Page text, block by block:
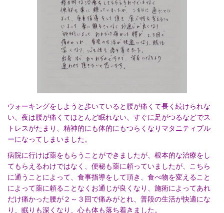
ウォーキングをしようと歩いていると腰が痛くて長く続けられな
い、夜は腰が痛くてほとんど眠れない、すぐに足がつるなどでス
トレスがたまり、精神的にも体的にもつらくなりマタニティブル
ーになってしまいました。
病院に行けば薬をもらうことができましたが、根本的な治療をし
てもらえるわけではなく、便秘も薬に頼っていましたが、こちら
に通うことによって、食事指導をして頂き、食べ物を変えること
によって薬に頼ることなくお通じが良くなり、施術によってあれ
だけ痛かった腰が２～３回で痛みがとれ、普段の生活が快適にな
り、眠りも深くなり、心も体も落ち着きました。